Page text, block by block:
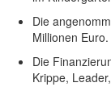
Die
Millionen Euro.
Die
Krippe,